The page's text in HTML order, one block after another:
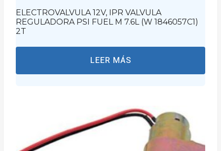
ELECTROVALVULA 12V, IPR VALVULA
REGULADORA PSI FUEL M 7.6L (W 1846057C1)
2T
LEER MÁS